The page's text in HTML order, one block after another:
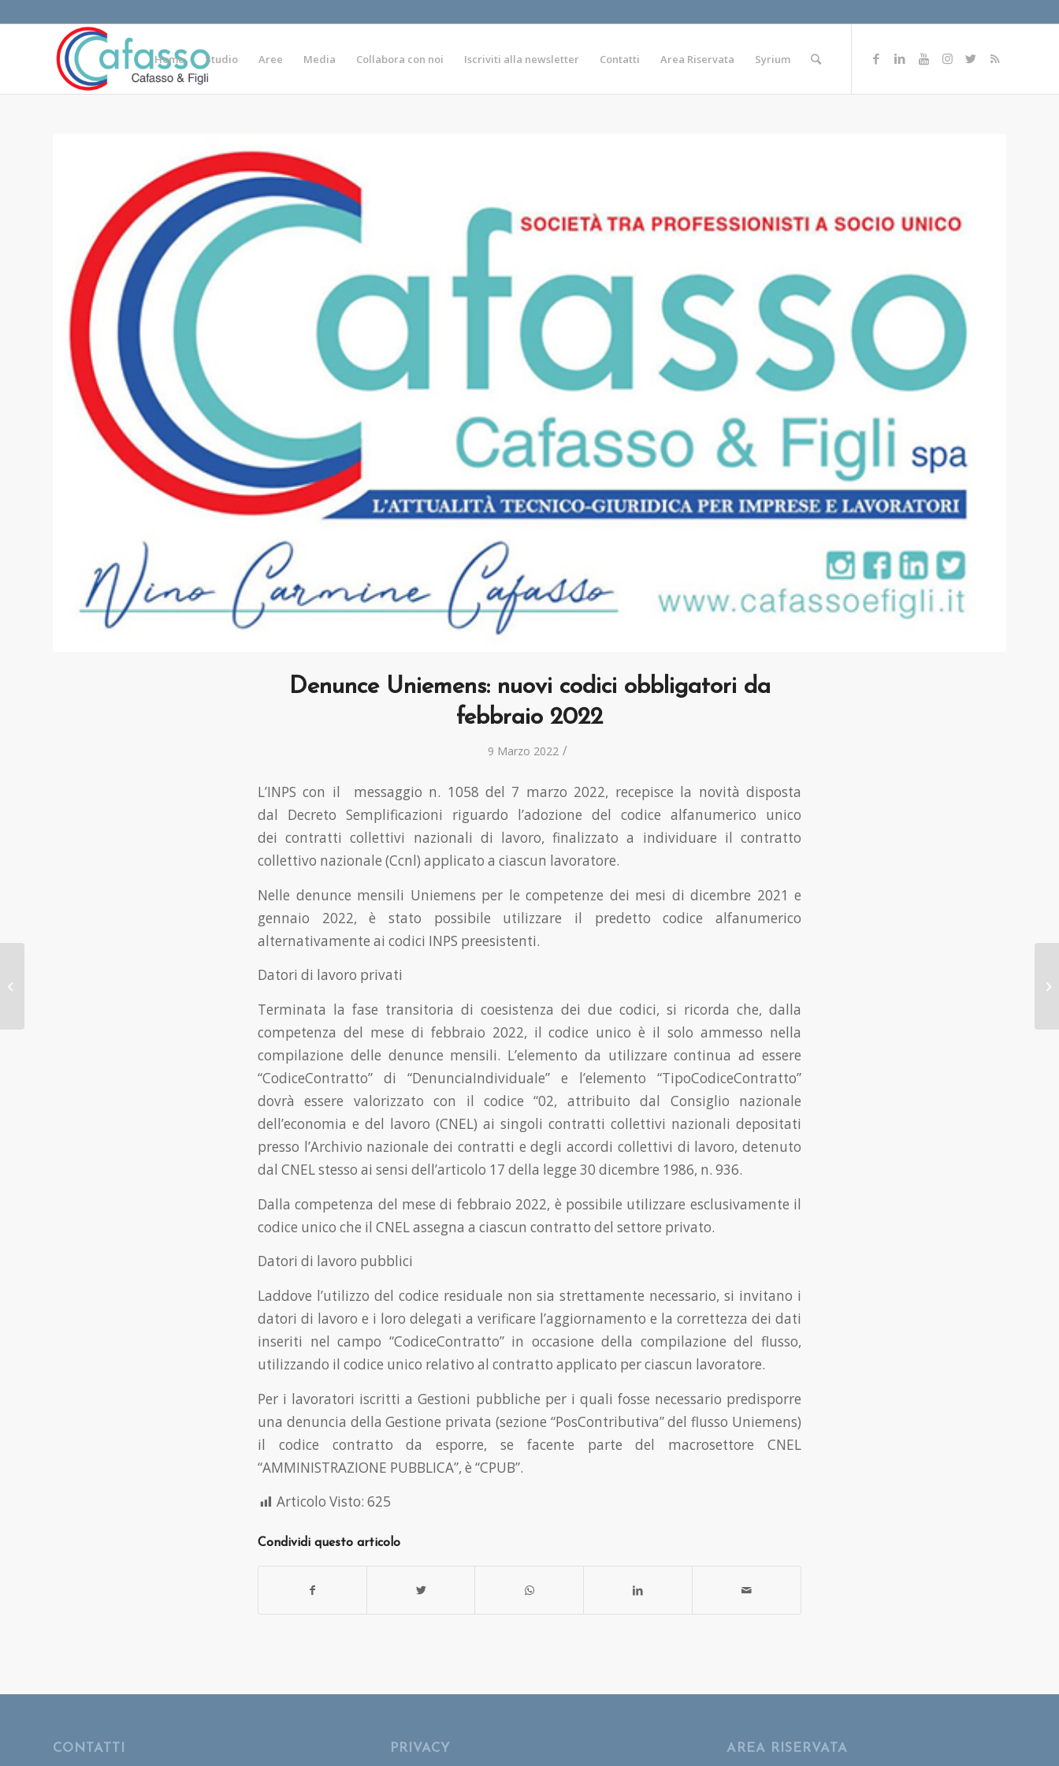
Home Studio Aree Media Collabora con noi Iscriviti alla newsletter Contatti Area Riservata Syrium
Denunce Uniemens: nuovi codici obbligatori da
febbraio 2022
9 Marzo 2022 /
L’INPS con il messaggio n. 1058 del 7 marzo 2022, recepisce la novità disposta
dal Decreto Semplificazioni riguardo l’adozione del codice alfanumerico unico
dei contratti collettivi nazionali di lavoro, finalizzato a individuare il contratto
collettivo nazionale (Ccnl) applicato a ciascun lavoratore.
Nelle denunce mensili Uniemens per le competenze dei mesi di dicembre 2021 e
gennaio 2022, è stato possibile utilizzare il predetto codice alfanumerico
alternativamente ai codici INPS preesistenti.
Datori di lavoro privati
Terminata la fase transitoria di coesistenza dei due codici, si ricorda che, dalla
competenza del mese di febbraio 2022, il codice unico è il solo ammesso nella
compilazione delle denunce mensili. L’elemento da utilizzare continua ad essere
“CodiceContratto” di “DenunciaIndividuale” e l’elemento “TipoCodiceContratto”
dovrà essere valorizzato con il codice “02, attribuito dal Consiglio nazionale
dell’economia e del lavoro (CNEL) ai singoli contratti collettivi nazionali depositati
presso l’Archivio nazionale dei contratti e degli accordi collettivi di lavoro, detenuto
dal CNEL stesso ai sensi dell’articolo 17 della legge 30 dicembre 1986, n. 936.
Dalla competenza del mese di febbraio 2022, è possibile utilizzare esclusivamente il
codice unico che il CNEL assegna a ciascun contratto del settore privato.
Datori di lavoro pubblici
Laddove l’utilizzo del codice residuale non sia strettamente necessario, si invitano i
datori di lavoro e i loro delegati a verificare l’aggiornamento e la correttezza dei dati
inseriti nel campo “CodiceContratto” in occasione della compilazione del flusso,
utilizzando il codice unico relativo al contratto applicato per ciascun lavoratore.
Per i lavoratori iscritti a Gestioni pubbliche per i quali fosse necessario predisporre
una denuncia della Gestione privata (sezione “PosContributiva” del flusso Uniemens)
il codice contratto da esporre, se facente parte del macrosettore CNEL
“AMMINISTRAZIONE PUBBLICA”, è “CPUB”.
Articolo Visto: 625
Condividi questo articolo
CONTATTI PRIVACY AREA RISERVATA